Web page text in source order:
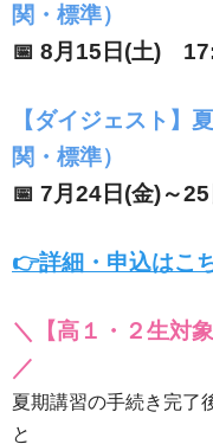
関・標準）
📅 8月15日(土)
【ダイジェスト】
関・標準）
📅 7月24日(金)～
👉詳細・申込はこ
＼【高１・２生対
／
夏期講習の手続き完了
と